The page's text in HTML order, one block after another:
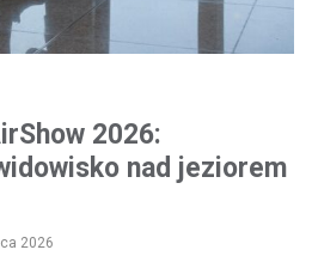
2026:
nad jeziorem
2026